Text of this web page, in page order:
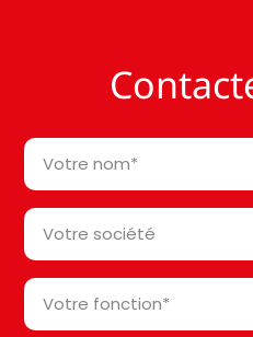
Votre
nom
*
Votre
société*
*
Votre
fonction